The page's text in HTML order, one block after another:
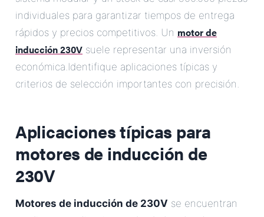
individuales para garantizar tiempos de entrega
rápidos y precios competitivos. Un motor de
inducción 230V suele representar una inversión
económica.Identifique aplicaciones típicas y
criterios de selección importantes con precisión.
Aplicaciones típicas para
motores de inducción de
230V
Motores de inducción de 230V se encuentran